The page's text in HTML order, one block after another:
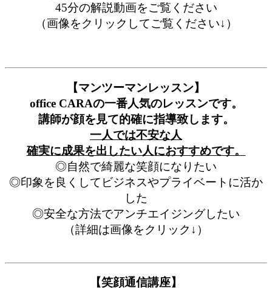
45分の解説動画をご覧ください
（画像をクリックしてご覧ください↓）
【マンツーマンレッスン】
office CARAの一番人気のレッスンです。
講師が顔を見て的確に指導致します。
一人では不安な人
確実に成果を出したい人におすすめです。
◎自然で綺麗な笑顔になりたい
◎印象を良くしてビジネスやプライベートに活か
した
◎安全な方法でアンチエイジングしたい
（詳細は画像をクリック↓）
【笑顔通信講座】